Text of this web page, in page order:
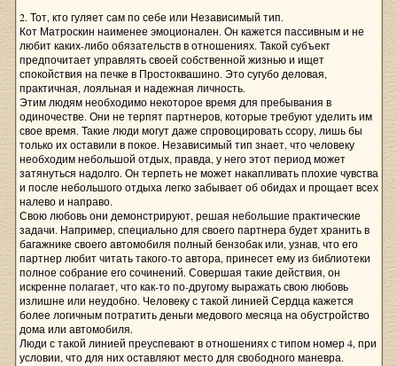
2. Тот, кто гуляет сам по себе или Независимый тип.
Кот Матроскин наименее эмоционален. Он кажется пассивным и не
любит каких-либо обязательств в отношениях. Такой субъект
предпочитает управлять своей собственной жизнью и ищет
спокойствия на печке в Простоквашино. Это сугубо деловая,
практичная, лояльная и надежная личность.
Этим людям необходимо некоторое время для пребывания в
одиночестве. Они не терпят партнеров, которые требуют уделить им
свое время. Такие люди могут даже спровоцировать ссору, лишь бы
только их оставили в покое. Независимый тип знает, что человеку
необходим небольшой отдых, правда, у него этот период может
затянуться надолго. Он терпеть не может накапливать плохие чувства
и после небольшого отдыха легко забывает об обидах и прощает всех
налево и направо.
Свою любовь они демонстрируют, решая небольшие практические
задачи. Например, специально для своего партнера будет хранить в
багажнике своего автомобиля полный бензобак или, узнав, что его
партнер любит читать такого-то автора, принесет ему из библиотеки
полное собрание его сочинений. Совершая такие действия, он
искренне полагает, что как-то по-другому выражать свою любовь
излишне или неудобно. Человеку с такой линией Сердца кажется
более логичным потратить деньги медового месяца на обустройство
дома или автомобиля.
Люди с такой линией преуспевают в отношениях с типом номер 4, при
условии, что для них оставляют место для свободного маневра.